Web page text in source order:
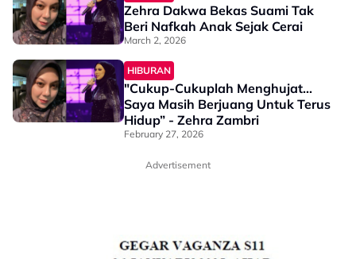
Zehra Dakwa Bekas Suami Tak
Beri Nafkah Anak Sejak Cerai
March 2, 2026
HIBURAN
"Cukup-Cukuplah Menghujat...
Saya Masih Berjuang Untuk Terus
Hidup” - Zehra Zambri
February 27, 2026
Advertisement